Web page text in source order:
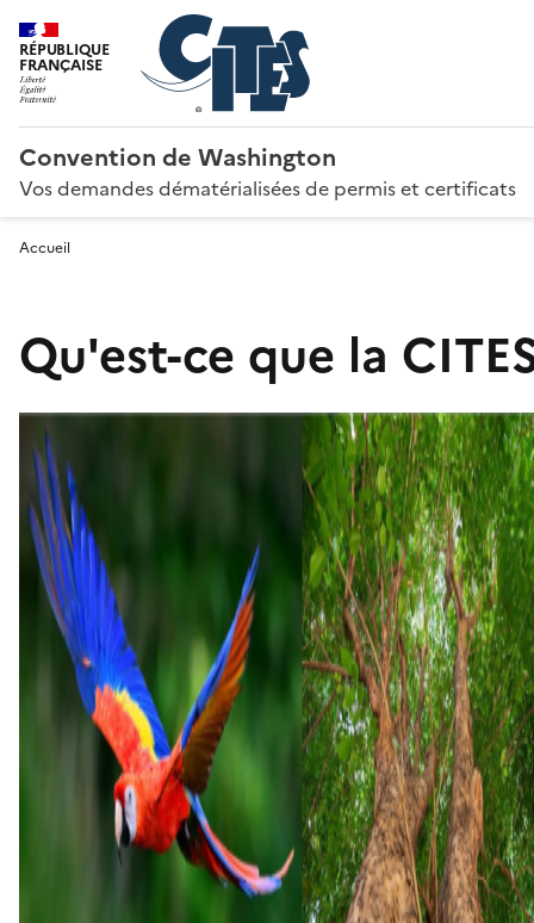
RÉPUBLIQUE
FRANÇAISE
Convention de Washington
Vos demandes dématérialisées de permis et certificats
Accueil
Qu'est-ce que la